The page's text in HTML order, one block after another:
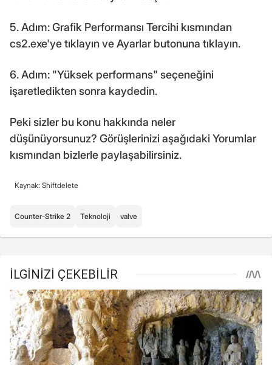
5. Adım: Grafik Performansı Tercihi kısmından
cs2.exe'ye tıklayın ve Ayarlar butonuna tıklayın.
6. Adım: "Yüksek performans" seçeneğini
işaretledikten sonra kaydedin.
Peki sizler bu konu hakkında neler
düşünüyorsunuz? Görüşlerinizi aşağıdaki Yorumlar
kısmından bizlerle paylaşabilirsiniz.
Kaynak: Shiftdelete
Counter-Strike 2 Teknoloji valve